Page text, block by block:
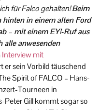
für Falco gehalten!Beim
hinten in einem alten Ford
– mit einem EY!-Ruf aus
alle anwesenden
Interview mit
er sein Vorbild täuschend
Spirit of FALCO – Hans-
Tourneen in
Peter Gill kommt sogar so